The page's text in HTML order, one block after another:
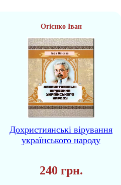
Огієнко Іван
Дохристиянські вірування
українського народу
240 грн.